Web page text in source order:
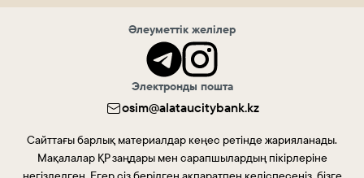
Әлеуметтік желілер
Электронды пошта
osim@alataucitybank.kz
Сайттағы барлық материалдар кеңес ретінде жарияланады.
Мақалалар ҚР заңдары мен сарапшылардың пікірлеріне